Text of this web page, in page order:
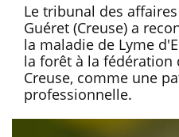
Le tribunal des
Guéret (Creuse) a
la maladie de Lyme
la forêt à la fédération
Creuse, comme une
professionnelle.